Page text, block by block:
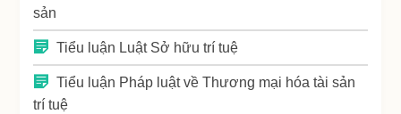
sản
Tiểu luận Luật Sở hữu trí tuệ
Tiểu luận Pháp luật về Thương mại hóa tài sản
trí tuệ